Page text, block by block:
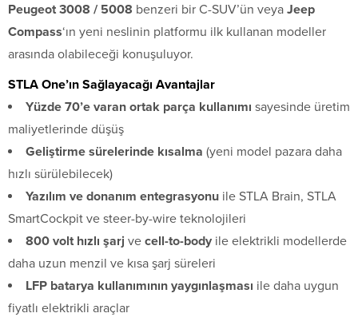
Peugeot 3008 / 5008 benzeri bir C-SUV’ün veya Jeep
Compass‘ın yeni neslinin platformu ilk kullanan modeller
arasında olabileceği konuşuluyor.
STLA One’ın Sağlayacağı Avantajlar
Yüzde 70’e varan ortak parça kullanımı sayesinde üretim
maliyetlerinde düşüş
Geliştirme sürelerinde kısalma (yeni model pazara daha
hızlı sürülebilecek)
Yazılım ve donanım entegrasyonu ile STLA Brain, STLA
SmartCockpit ve steer-by-wire teknolojileri
800 volt hızlı şarj ve cell-to-body ile elektrikli modellerde
daha uzun menzil ve kısa şarj süreleri
LFP batarya kullanımının yaygınlaşması ile daha uygun
fiyatlı elektrikli araçlar